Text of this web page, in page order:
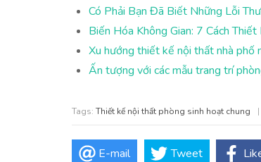
Có Phải Bạn Đã Biết Những Lỗi
Biến Hóa Không Gian: 7 Cách
Xu hướng thiết kế nội thất nhà phố
Ấn tượng với các mẫu trang trí
Tags: Thiết kế nội thất phòng sinh hoạt chung |
E-mail Tweet